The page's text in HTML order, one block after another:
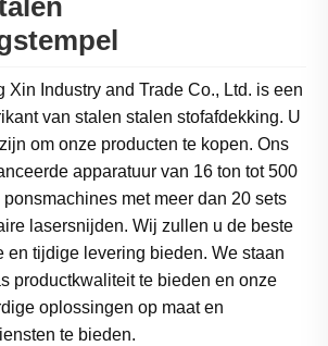
Xin Industry and Trade Co., Ltd. is een
van stalen stalen stofafdekking. U
om onze producten te kopen. Ons
apparatuur van 16 ton tot 500
met meer dan 20 sets
lasersnijden. Wij zullen u de beste
en tijdige levering bieden. We staan
productkwaliteit te bieden en onze
oplossingen op maat en
te bieden.